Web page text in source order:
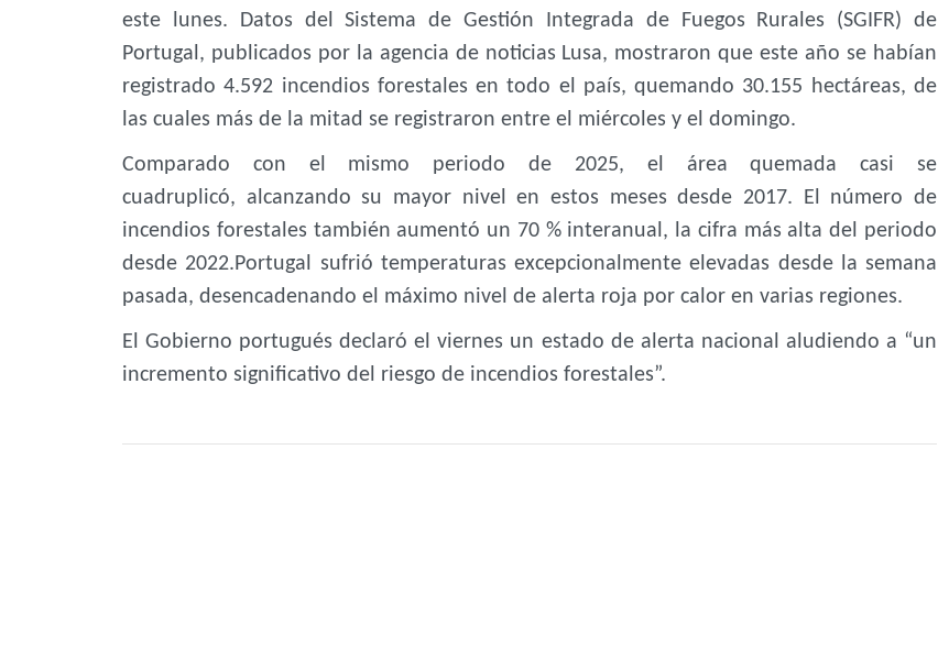
este lunes. Datos del Sistema de Gestión Integrada de Fuegos Rurales (SGIFR) de
Portugal, publicados por la agencia de noticias Lusa, mostraron que este año se habían
registrado 4.592 incendios forestales en todo el país, quemando 30.155 hectáreas, de
las cuales más de la mitad se registraron entre el miércoles y el domingo.
Comparado con el mismo periodo de 2025, el área quemada casi se
cuadruplicó, alcanzando su mayor nivel en estos meses desde 2017. El número de
incendios forestales también aumentó un 70 % interanual, la cifra más alta del periodo
desde 2022.Portugal sufrió temperaturas excepcionalmente elevadas desde la semana
pasada, desencadenando el máximo nivel de alerta roja por calor en varias regiones.
El Gobierno portugués declaró el viernes un estado de alerta nacional aludiendo a “un
incremento significativo del riesgo de incendios forestales”.